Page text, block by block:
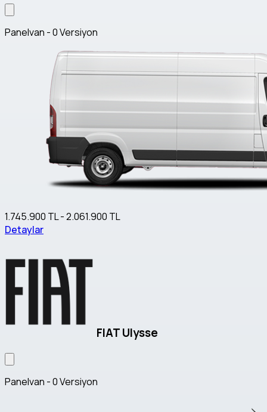
Panelvan - 0 Versiyon
1.745.900 TL - 2.061.900 TL
Detaylar
FIAT Ulysse
Panelvan - 0 Versiyon